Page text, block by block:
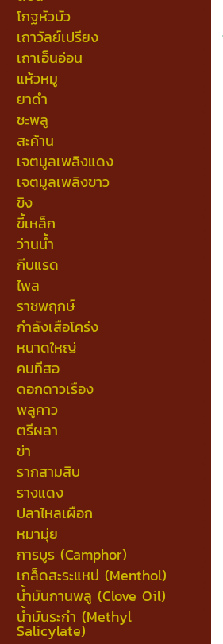
โกฐหัวบัว
เถาวัลย์เปรียง
เถาเอ็นอ่อน
แห้วหมู
ยาดำ
ชะพลู
สะค้าน
เจตมูลเพลิงแดง
เจตมูลเพลิงขาว
ขิง
ขี้เหล็ก
ว่านน้ำ
กีบแรด
ไพล
ราชพฤกษ์
กำลังเสือโคร่ง
หนาดใหญ่
คนทีสอ
ดอกดาวเรือง
พลูคาว
ตรีผลา
ข่า
รากสามสิบ
รางแดง
ปลาไหลเผือก
หมามุ่ย
การบูร (Camphor)
เกล็ดสะระแหน่ (Menthol)
น้ำมันกานพลู (Clove Oil)
น้ำมันระกำ (Methyl
Salicylate)